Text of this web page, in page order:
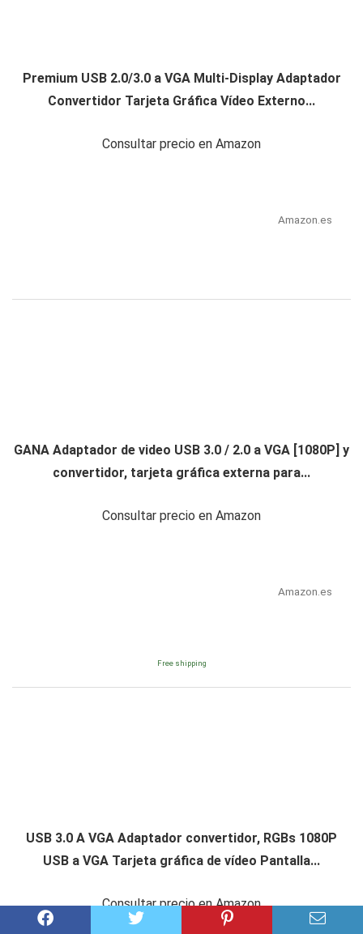
Premium USB 2.0/3.0 a VGA Multi-Display Adaptador
Convertidor Tarjeta Gráfica Vídeo Externo...
Consultar precio en Amazon
Amazon.es
GANA Adaptador de video USB 3.0 / 2.0 a VGA [1080P] y
convertidor, tarjeta gráfica externa para...
Consultar precio en Amazon
Amazon.es
Free shipping
USB 3.0 A VGA Adaptador convertidor, RGBs 1080P
USB a VGA Tarjeta gráfica de vídeo Pantalla...
Consultar precio en Amazon